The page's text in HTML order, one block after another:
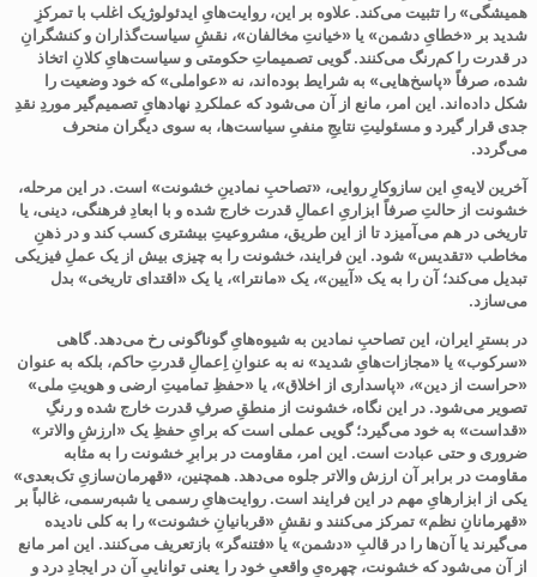
همیشگی» را تثبیت می‌کند. علاوه بر این، روایت‌هایِ ایدئولوژیک اغلب با تمرکزِ
شدید بر «خطایِ دشمن» یا «خیانتِ مخالفان»، نقشِ سیاست‌گذاران و کنشگرانِ
در قدرت را کم‌رنگ می‌کنند. گویی تصمیماتِ حکومتی و سیاست‌هایِ کلانِ اتخاذ
شده، صرفاً «پاسخ‌هایی» به شرایط بوده‌اند، نه «عواملی» که خود وضعیت را
شکل داده‌اند. این امر، مانع از آن می‌شود که عملکردِ نهادهایِ تصمیم‌گیر موردِ نقدِ
جدی قرار گیرد و مسئولیتِ نتایجِ منفیِ سیاست‌ها، به سوی دیگران منحرف
می‌گردد.
آخرین لایه‌یِ این سازوکارِ روایی، «تصاحبِ نمادینِ خشونت» است. در این مرحله،
خشونت از حالتِ صرفاً ابزاریِ اعمالِ قدرت خارج شده و با ابعادِ فرهنگی، دینی، یا
تاریخی در هم می‌آمیزد تا از این طریق، مشروعیتِ بیشتری کسب کند و در ذهنِ
مخاطب «تقدیس» شود. این فرایند، خشونت را به چیزی بیش از یک عملِ فیزیکی
تبدیل می‌کند؛ آن را به یک «آیین»، یک «مانترا»، یا یک «اقتدای تاریخی» بدل
می‌سازد.
در بسترِ ایران، این تصاحبِ نمادین به شیوه‌هایِ گوناگونی رخ می‌دهد. گاهی
«سرکوب» یا «مجازات‌هایِ شدید» نه به عنوانِ اِعمالِ قدرتِ حاکم، بلکه به عنوان
«حراست از دین»، «پاسداری از اخلاق»، یا «حفظِ تمامیتِ ارضی و هویتِ ملی»
تصویر می‌شود. در این نگاه، خشونت از منطقِ صرفِ قدرت خارج شده و رنگِ
«قداست» به خود می‌گیرد؛ گویی عملی است که برایِ حفظِ یک «ارزشِ والاتر»
ضروری و حتی عبادت است. این امر، مقاومت در برابرِ خشونت را به مثابه
مقاومت در برابر آن ارزش والاتر جلوه می‌دهد. همچنین، «قهرمان‌سازیِ تک‌بعدی»
یکی از ابزارهایِ مهم در این فرایند است. روایت‌هایِ رسمی یا شبه‌رسمی، غالباً بر
«قهرمانانِ نظم» تمرکز می‌کنند و نقشِ «قربانیانِ خشونت» را به کلی نادیده
می‌گیرند یا آن‌ها را در قالبِ «دشمن» یا «فتنه‌گر» بازتعریف می‌کنند. این امر مانع
از آن می‌شود که خشونت، چهره‌یِ واقعیِ خود را یعنی تواناییِ آن در ایجادِ درد و